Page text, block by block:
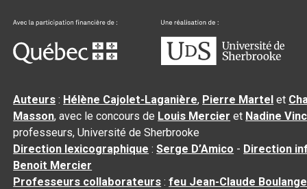
Auteurs : Hélène Cajolet-Laganière, Pierre Martel et
Masson, avec le concours de Louis Mercier et Nadine
professeurs, Université de Sherbrooke
Direction lexicographique :Serge D’Amico - Direction
Benoit Mercier
Professeurs collaborateurs :feu Jean-Claude